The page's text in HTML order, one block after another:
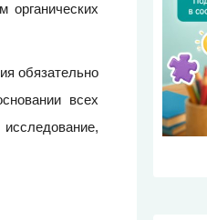
органических
обязательно
всех